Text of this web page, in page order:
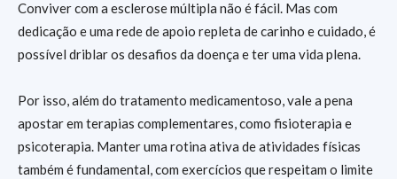
Conviver com a esclerose múltipla não é fácil. Mas com
dedicação e uma rede de apoio repleta de carinho e cuidado, é
possível driblar os desafios da doença e ter uma vida plena.
Por isso, além do tratamento medicamentoso, vale a pena
apostar em terapias complementares, como fisioterapia e
psicoterapia. Manter uma rotina ativa de atividades físicas
também é fundamental, com exercícios que respeitam o limite